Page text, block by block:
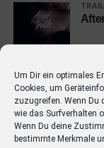
Um Dir ein optimales
Cookies, um
zuzugreifen. Wenn Du
wie das Surfverhalten
Wenn Du deine
bestimmte Merkmale